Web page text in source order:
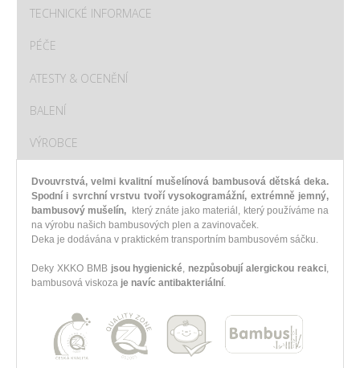
TECHNICKÉ INFORMACE
PÉČE
ATESTY & OCENĚNÍ
BALENÍ
VÝROBCE
Dvouvrstvá, velmi kvalitní mušelínová bambusová dětská deka.
Spodní i svrchní vrstvu tvoří vysokogramážní, extrémně jemný,
bambusový mušelín,
který znáte jako materiál, který používáme na
na výrobu našich bambusových plen a zavinovaček.
Deka je dodávána v praktickém transportním bambusovém sáčku.
Deky XKKO BMB jsou hygienické, nezpůsobují alergickou reakci,
bambusová viskoza je navíc antibakteriální.